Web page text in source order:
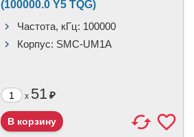
(100000.0 Y5 TQG)
Частота, кГц: 100000
Корпус: SMC-UM1A
x 51₽